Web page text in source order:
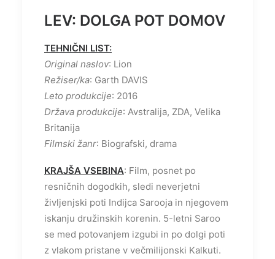
LEV: DOLGA POT DOMOV
TEHNIČNI LIST:
Original naslov: Lion
Režiser/ka: Garth DAVIS
Leto produkcije: 2016
Država produkcije: Avstralija, ZDA, Velika
Britanija
Filmski žanr: Biografski, drama
KRAJŠA VSEBINA: Film, posnet po
resničnih dogodkih, sledi neverjetni
življenjski poti Indijca Sarooja in njegovem
iskanju družinskih korenin. 5-letni Saroo
se med potovanjem izgubi in po dolgi poti
z vlakom pristane v večmilijonski Kalkuti.